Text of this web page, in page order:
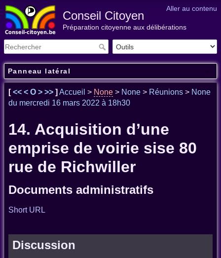
Aller au contenu
Conseil Citoyen
Préparation citoyenne aux délibérations
Panneau latéral
[<< < O > >> ] Accueil > None > None > Réunions > None
du mercredi 16 mars 2022 à 18h30
14. Acquisition d’une
emprise de voirie sise 80
rue de Richwiller
Documents administratifs
Short URL
Discussion